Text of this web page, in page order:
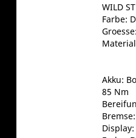
WILD
Farbe:
Akku:
85 Nm